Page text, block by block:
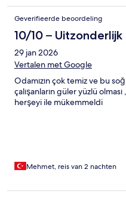
Geverifieerde beoordeling
10/10 – Uitzonderlijk
29 jan 2026
Vertalen met Google
Odamızın çok temiz ve bu
çalışanların güler yüzlü
herşeyi ile mükemmeldi
Mehmet, reis van 2 nachten